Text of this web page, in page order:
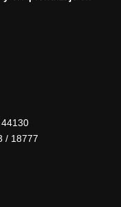
44130
18843 / 18777